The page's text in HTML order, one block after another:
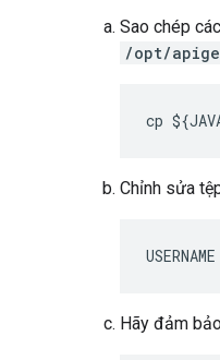
Sao chép
/opt/
cp
Chỉnh sửa
Hãy đảm